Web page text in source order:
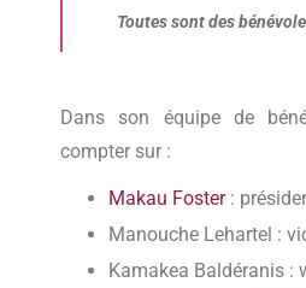
Toutes sont des
Dans son équipe de
compter sur :
Makau Foster:
Manouche Lehartel :
Kamakea Baldéranis :